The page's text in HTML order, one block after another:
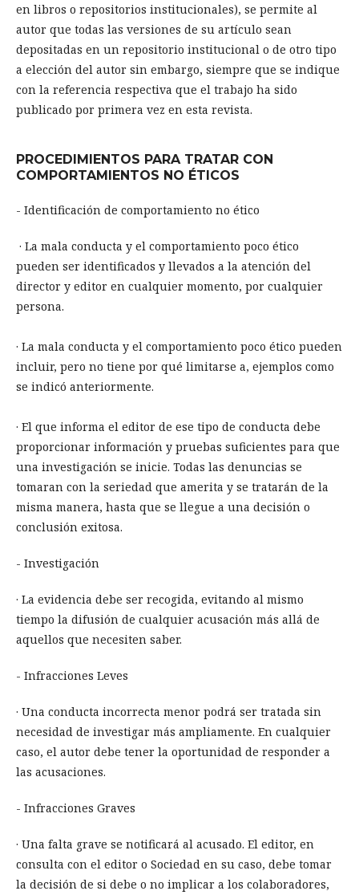
en libros o repositorios institucionales), se permite al
autor que todas las versiones de su artículo sean
depositadas en un repositorio institucional o de otro tipo
a elección del autor sin embargo, siempre que se indique
con la referencia respectiva que el trabajo ha sido
publicado por primera vez en esta revista.
PROCEDIMIENTOS PARA TRATAR CON
COMPORTAMIENTOS NO ÉTICOS
- Identificación de comportamiento no ético
· La mala conducta y el comportamiento poco ético
pueden ser identificados y llevados a la atención del
director y editor en cualquier momento, por cualquier
persona.
· La mala conducta y el comportamiento poco ético pueden
incluir, pero no tiene por qué limitarse a, ejemplos como
se indicó anteriormente.
· El que informa el editor de ese tipo de conducta debe
proporcionar información y pruebas suficientes para que
una investigación se inicie. Todas las denuncias se
tomaran con la seriedad que amerita y se tratarán de la
misma manera, hasta que se llegue a una decisión o
conclusión exitosa.
- Investigación
· La evidencia debe ser recogida, evitando al mismo
tiempo la difusión de cualquier acusación más allá de
aquellos que necesiten saber.
- Infracciones Leves
· Una conducta incorrecta menor podrá ser tratada sin
necesidad de investigar más ampliamente. En cualquier
caso, el autor debe tener la oportunidad de responder a
las acusaciones.
- Infracciones Graves
· Una falta grave se notificará al acusado. El editor, en
consulta con el editor o Sociedad en su caso, debe tomar
la decisión de si debe o no implicar a los colaboradores,